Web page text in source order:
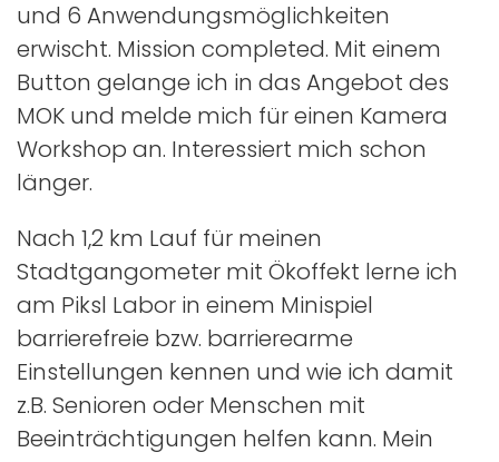
und 6 Anwendungsmöglichkeiten
erwischt. Mission completed. Mit einem
Button gelange ich in das Angebot des
MOK und melde mich für einen Kamera
Workshop an. Interessiert mich schon
länger.
Nach 1,2 km Lauf für meinen
Stadtgangometer mit Ökoffekt lerne ich
am Piksl Labor in einem Minispiel
barrierefreie bzw. barrierearme
Einstellungen kennen und wie ich damit
z.B. Senioren oder Menschen mit
Beeinträchtigungen helfen kann. Mein